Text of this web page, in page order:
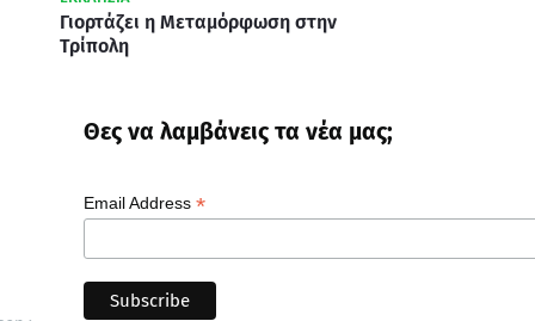
Γιορτάζει η Μεταμόρφωση στην
Τρίπολη
Θες να λαμβάνεις τα νέα μας;
Email Address *